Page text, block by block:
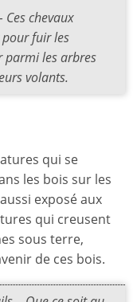
chevaux
pour fuir les
parmi les arbres
volants.
qui se
les bois sur les
exposé aux
qui creusent
sous terre,
de ces bois.